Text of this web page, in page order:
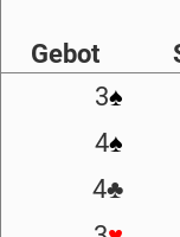
Gebot
3♠
4♠
4♣